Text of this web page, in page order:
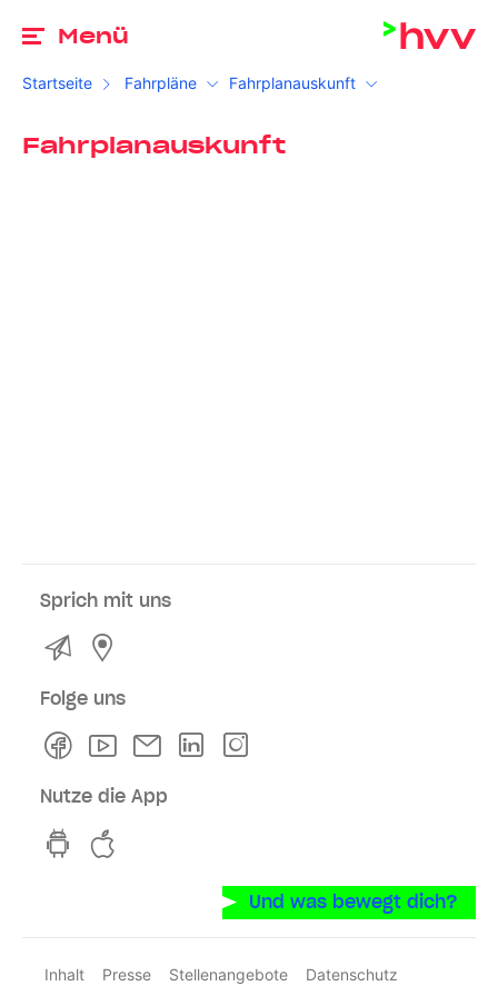
Menü
Startseite Fahrpläne Fahrplanauskunft
Fahrplanauskunft
Sprich mit uns
Kontakt
Folge uns
FacebookYoutubeNewsletterLinkedln
Nutze die App
hvv switch App auf GooglePlay
Und was bewegt dich?
Inhalt Presse Stellenangebote
Datenschutz